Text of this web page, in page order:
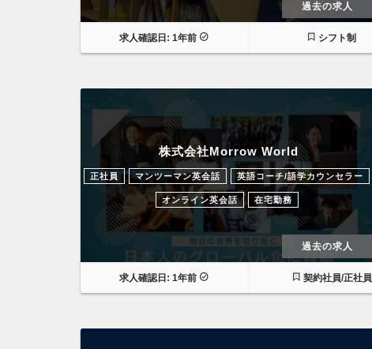
過去の求人
求人確認日: 1年前 シフト制
株式会社Morrow World
正社員 マンツーマン英会話 英語コーチ/語学カウンセラー
オンライン英会話 在宅勤務
過去の求人
求人確認日: 1年前 契約社員/正社員